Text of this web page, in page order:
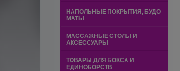
НАПОЛЬНЫЕ ПОКРЫТИЯ, БУДО
МАТЫ
МАССАЖНЫЕ СТОЛЫ И
АКСЕССУАРЫ
ТОВАРЫ ДЛЯ БОКСА И
ЕДИНОБОРСТВ